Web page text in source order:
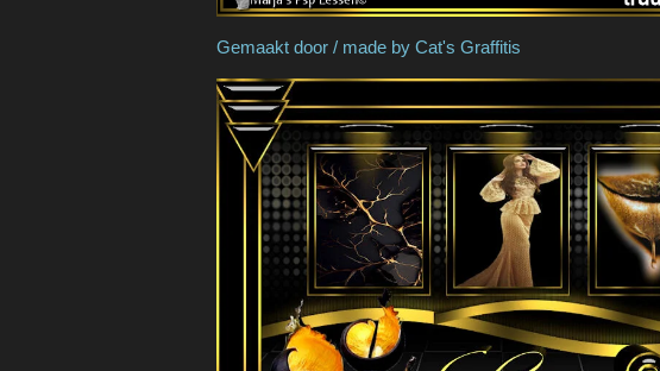
Gemaakt door / made by Cat's